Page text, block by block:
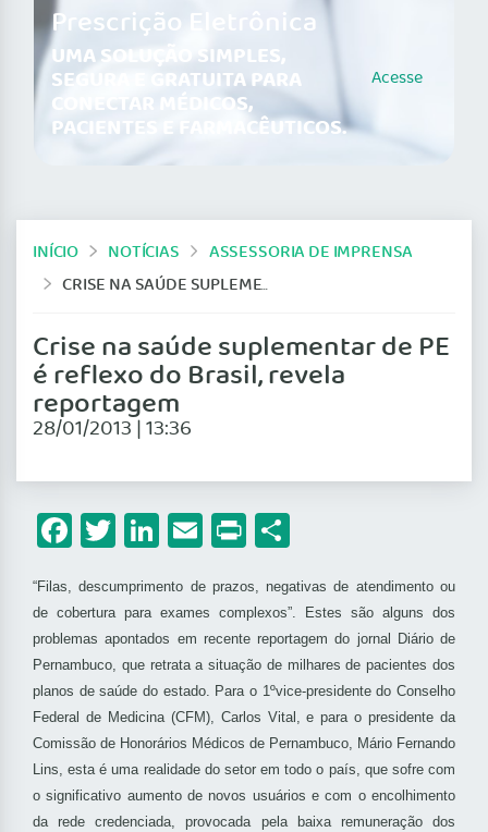
Prescrição Eletrônica
UMA SOLUÇÃO SIMPLES,
SEGURA E GRATUITA PARA
CONECTAR MÉDICOS,
PACIENTES E FARMACÊUTICOS.
Acesse
INÍCIO NOTÍCIAS
ASSESSORIA DE IMPRENSA
CRISE NA SAÚDE SUPLEMENTAR DE PE É REFLEXO DO BRASIL, REVELA REPORTAGEM
Crise na saúde suplementar de PE
é reflexo do Brasil, revela
reportagem
28/01/2013 | 13:36
Facebook
Twitter
LinkedIn
Email
Print
“Filas, descumprimento de prazos, negativas de atendimento ou
de cobertura para exames complexos”. Estes são alguns dos
problemas apontados em recente reportagem do jornal Diário de
Pernambuco, que retrata a situação de milhares de pacientes dos
planos de saúde do estado. Para o 1ºvice-presidente do Conselho
Federal de Medicina (CFM), Carlos Vital, e para o presidente da
Comissão de Honorários Médicos de Pernambuco, Mário Fernando
Lins, esta é uma realidade do setor em todo o país, que sofre com
o significativo aumento de novos usuários e com o encolhimento
da rede credenciada, provocada pela baixa remuneração dos